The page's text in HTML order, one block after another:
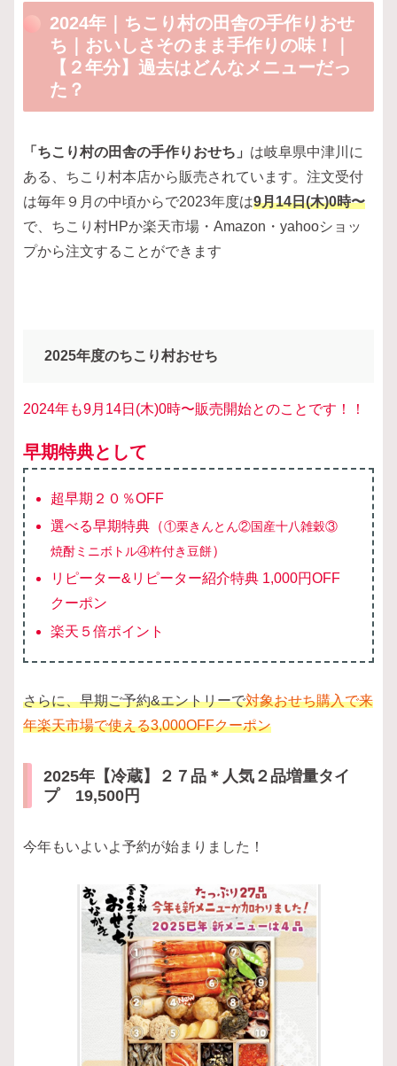
2024年｜ちこり村の田舎の手作りおせ
ち｜おいしさそのまま手作りの味！｜
【２年分】過去はどんなメニューだっ
た？
「ちこり村の田舎の手作りおせち」 は岐阜県中津川に
ある、ちこり村本店から販売されています。注文受付
は毎年９月の中頃からで2023年度は9月14日(木)0時〜
で、ちこり村HPか楽天市場・Amazon・yahooショッ
プから注文することができます
2025年度のちこり村おせち
2024年も9月14日(木)0時〜販売開始とのことです！！
早期特典として
超早期２０％OFF
選べる早期特典（①栗きんとん②国産十八雑穀③
焼酎ミニボトル④杵付き豆餅）
リピーター&リピーター紹介特典 1,000円OFF
クーポン
楽天５倍ポイント
さらに、早期ご予約&エントリーで対象おせち購入で来
年楽天市場で使える3,000OFFクーポン
2025年【冷蔵】２７品＊人気２品増量タイ
プ 19,500円
今年もいよいよ予約が始まりました！